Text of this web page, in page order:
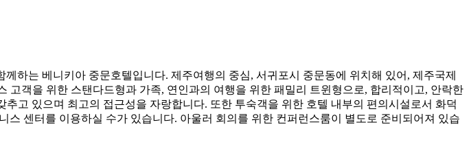
께하는 베니키아 중문호텔입니다. 제주여행의 중심, 서귀포시 중문동에 위치해 있어, 제주국제
객을 위한 스탠다드형과 가족, 연인과의 여행을 위한 패밀리 트윈형으로, 합리적이고, 안락한
고 있으며 최고의 접근성을 자랑합니다. 또한 투숙객을 위한 호텔 내부의 편의시설로서 화덕
센터를 이용하실 수가 있습니다. 아울러 회의를 위한 컨퍼런스룸이 별도로 준비되어져 있습